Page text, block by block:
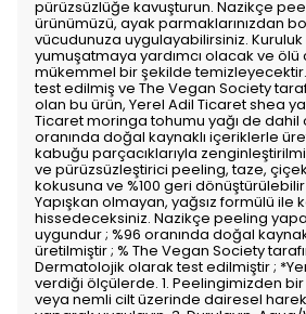
pürüzsüzlüğe kavuşturun. Nazikçe
ürünümüzü, ayak parmaklarınızdan
vücudunuza uygulayabilirsiniz.
yumuşatmaya yardımcı olacak ve ölü
mükemmel bir şekilde
test edilmiş ve The Vegan Society
olan bu ürün, Yerel Adil Ticaret shea
Ticaret moringa tohumu yağı de dahil
oranında doğal kaynaklı içeriklerle
kabuğu parçacıklarıyla
ve pürüzsüzleştirici peeling, taze,
kokusuna ve %100 geri
Yapışkan olmayan, yağsız formülü ile
hissedeceksiniz. Nazikçe peeling
uygundur ; %96 oranında doğal
üretilmiştir ; % The Vegan Society
Dermatolojik olarak test edilmiştir ;
verdiği ölçülerde. 1. Peelingimizden bir
veya nemli cilt üzerinde dairesel